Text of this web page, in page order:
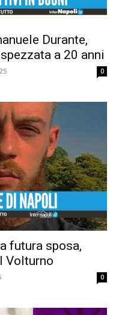
Durante,
a 20 anni
0
futura sposa,
Volturno
0